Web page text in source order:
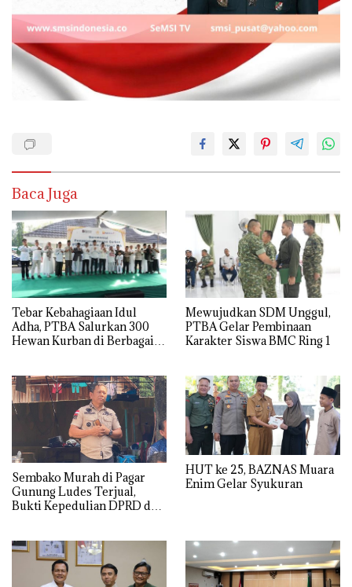
Baca Juga
Tebar Kebahagiaan Idul
Adha, PTBA Salurkan 300
Hewan Kurban di Berbagai
Mewujudkan SDM Unggul,
PTBA Gelar Pembinaan
Karakter Siswa BMC Ring 1
Sembako Murah di Pagar
Gunung Ludes Terjual,
Bukti Kepedulian DPRD dan
HUT ke 25, BAZNAS Muara
Enim Gelar Syukuran